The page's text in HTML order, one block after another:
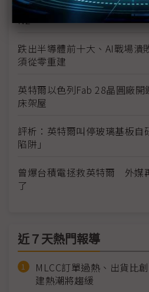
英特爾18A良率傳優於三星2
N2
跌出半導體前十大、AI戰場
須從零重建
英特爾以色列Fab 28晶圓廠
床架屋
評析：英特爾叫停玻璃基板
陷阱」
曾爆台積電拯救英特爾 外媒
了
近７天熱門報導
MLCC訂單過熱、出貨比
建熱潮將趨緩